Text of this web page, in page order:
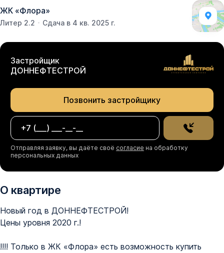
ЖК «Флора»
Литер 2.2 Сдача в 4 кв. 2025 г.
Застройщик
ДОННЕФТЕСТРОЙ
Позвонить застройщику
Отправляя заявку, вы даёте своё согласие на обработку
персональных данных
О квартире
Новый год в ДОННЕФТЕСТРОЙ!
Цены уровня 2020 г.!
!!!! Только в ЖК «Флора» есть возможность купить